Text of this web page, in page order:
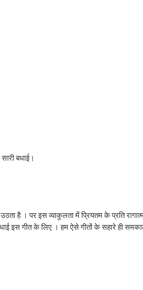
बधाई।
है । पर इस व्याकुलता में प्रियतम के प्रति
गीत के लिए । हम ऐसे गीतों के सहारे ही